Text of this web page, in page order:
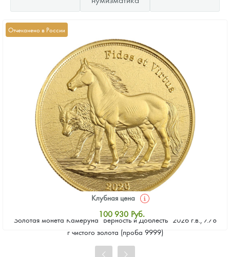
Отчеканено в России
Золотая монета Камеруна "Верность и Доблесть" 2026 г.в., 7.78
г чистого золота (проба 9999)
Клубная цена
100 930 Руб.
Стандартная цена
Цена выкупа